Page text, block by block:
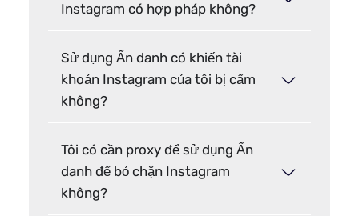
Instagram có hợp pháp không?
Sử dụng Ẩn danh có khiến tài
khoản Instagram của tôi bị cấm
không?
Tôi có cần proxy để sử dụng Ẩn
danh để bỏ chặn Instagram
không?